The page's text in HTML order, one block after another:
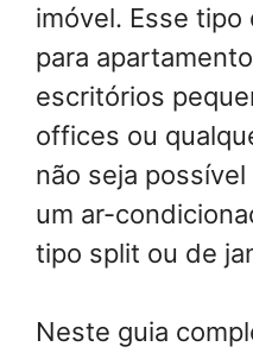
imóvel. Esse tipo
para
escritórios
offices ou
não seja
um ar-
tipo split ou de
Neste guia